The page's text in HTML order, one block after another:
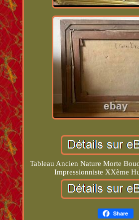
Tableau Ancien Nature Morte
Impressionniste XXème
Share